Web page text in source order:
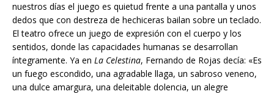
nuestros días el juego es quietud frente a una pantalla y unos
dedos que con destreza de hechiceras bailan sobre un teclado.
El teatro ofrece un juego de expresión con el cuerpo y los
sentidos, donde las capacidades humanas se desarrollan
íntegramente. Ya en La Celestina, Fernando de Rojas decía: «Es
un fuego escondido, una agradable llaga, un sabroso veneno,
una dulce amargura, una deleitable dolencia, un alegre